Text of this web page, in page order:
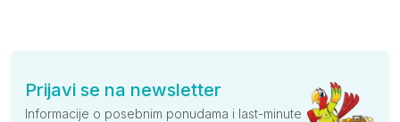
Prijavi se na newsletter
Informacije o posebnim ponudama i last-minute